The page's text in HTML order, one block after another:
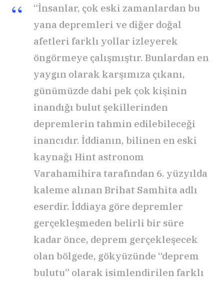
“İnsanlar, çok eski zamanlardan bu
yana depremleri ve diğer doğal
afetleri farklı yollar izleyerek
öngörmeye çalışmıştır. Bunlardan en
yaygın olarak karşımıza çıkanı,
günümüzde dahi pek çok kişinin
inandığı bulut şekillerinden
depremlerin tahmin edilebileceği
inancıdır. İddianın, bilinen en eski
kaynağı Hint astronom
Varahamihira tarafından 6. yüzyılda
kaleme alınan Brihat Samhita adlı
eserdir. İddiaya göre depremler
gerçekleşmeden belirli bir süre
kadar önce, deprem gerçekleşecek
olan bölgede, gökyüzünde “deprem
bulutu” olarak isimlendirilen farklı